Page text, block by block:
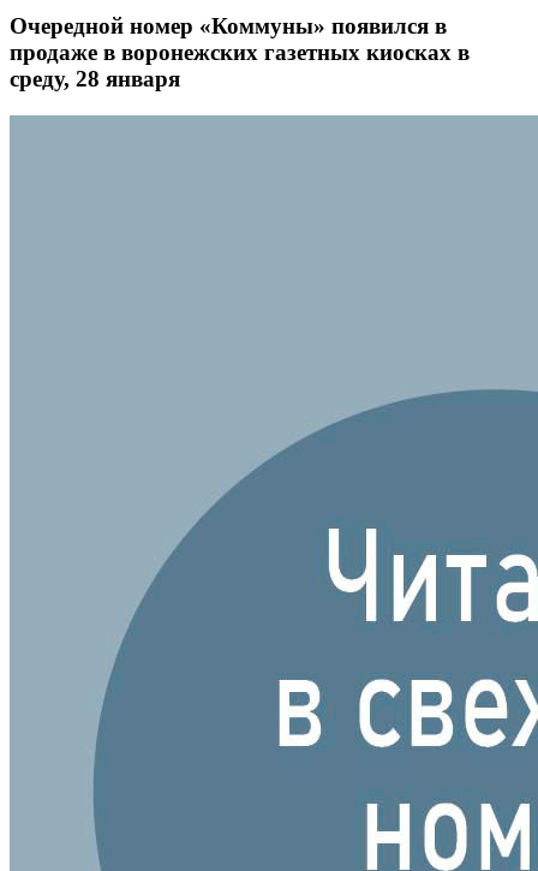
Очередной номер «Коммуны» появился в
продаже в воронежских газетных киосках в
среду, 28 января